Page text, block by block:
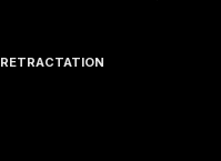
RETRACTATION